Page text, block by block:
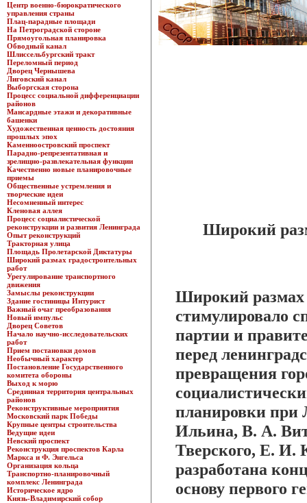
Центр военно-бюрократического
управления страны
Плац-парадные площади
На Петроградской стороне
Прямоугольная планировка
Обводный канал
Шлиссельбургский тракт
Переломный период
Дворец Чернышева
Лиговский канал
Выборгская сторона
Процесс социальной дифференциации
районов
Мансардные этажи и декоративные
башенки
Художественная ценность достояния
прошлых эпох
Каменноостровский проспект
Парадно-репрезентативная и
зрелищно-развлекательная функции
Качественно новые планировочные
приемы
Общественные устремления и
творческие идеи
Несомненный интерес
Кленовая аллея
Процесс социалистической
реконструкции и развития Ленинграда
Опыт реконструкций
Тракторная улица
Площадь Пролетарской Диктатуры
Широкий размах градостроительных
работ
Урегулирование транспортного
движения
Замыслы реконструкции
Здание гостиницы Интурист
Важный очаг преобразования
Новый импульс
Дворец Советов
Начало научно-исследовательских
работ
Прием постановки домов
Необычный характер
Постановление Государственного
комитета обороны
Выход к морю
Срединная территория центральных
районов
Реконструктивные мероприятия
Московский парк Победы
Крупные центры строительства
Ведущие идеи
Невский проспект
Реконструкция проспектов Карла
Маркса и Ф. Энгельса
Организация кольца
Транспортно-планировочный
комплекс Ленинграда
Историческое ядро
Князь-Владимирский собор
Широкий
Широкий размах
стимулировало
партии и
перед
превращения
планировки при
Ильина, В. А.
Тверского, Е. И.
разработана
основу первого